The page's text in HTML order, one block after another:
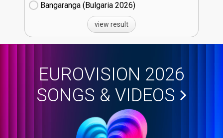
Bangaranga (Bulgaria
26)
view result
EUROVISION 2026
SONGS & VIDEOS